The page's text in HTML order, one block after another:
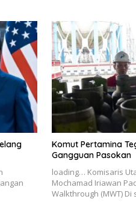
Komut Pertamina
Gangguan Pasokan
loading… Komisaris
Mochamad Iriawan
Walkthrough (MWT)